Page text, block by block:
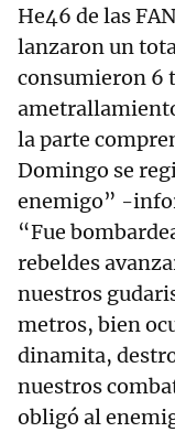
He46 de las
lanzaron un
consumieron 6
la parte
Domingo se
enemigo” -
“Fue
rebeldes
nuestros
metros, bien
dinamita,
nuestros
obligó al